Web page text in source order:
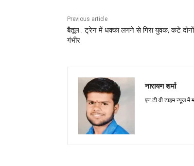
Previous article
बैतूल : ट्रेन में धक्का लगने से गिरा युवक, कटे
गंभीर
नारायण शर्मा
एन टी वी टाइम न्यूज